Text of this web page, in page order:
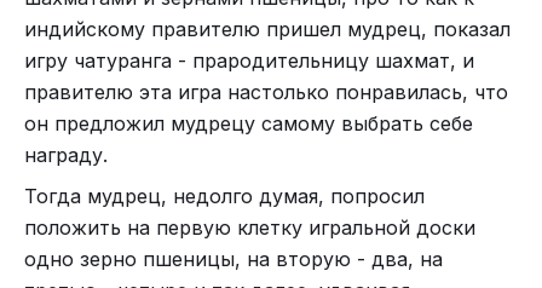
взятые фигуры.
видел доску и мог следить за игрой, вникая во
все подробности. Природа обоих игроков
отражалась на доске, как в ясном зеркале. Сафар
играл приниженно, робко, брался то за одну, то
за другую фигуру, нерешительно приподнимал,
думал и ставил на прежнее место, наконец –
словно прыгал с обрыва в холодную воду –
делал какой-нибудь малопонятный ход, в ущерб
себе. Он больше всего боялся что-нибудь
индийскому правителю пришел мудрец, показал
игру чатуранга - прародительницу шахмат, и
правителю эта игра настолько понравилась, что
он предложил мудрецу самому выбрать себе
награду.
Тогда мудрец, недолго думая, попросил
положить на первую клетку игральной доски
одно зерно пшеницы, на вторую - два, на